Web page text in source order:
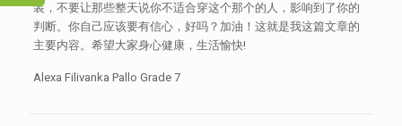
装，不要让那些整天说你不适合穿这个那个的人，影响到了你的
判断。你自己应该要有信心，好吗？加油！这就是我这篇文章的
主要内容。希望大家身心健康，生活愉快!
Alexa Filivanka Pallo Grade 7